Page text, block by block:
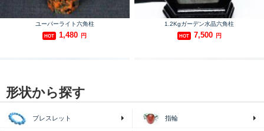
形状から探す
ブレスレット 指輪